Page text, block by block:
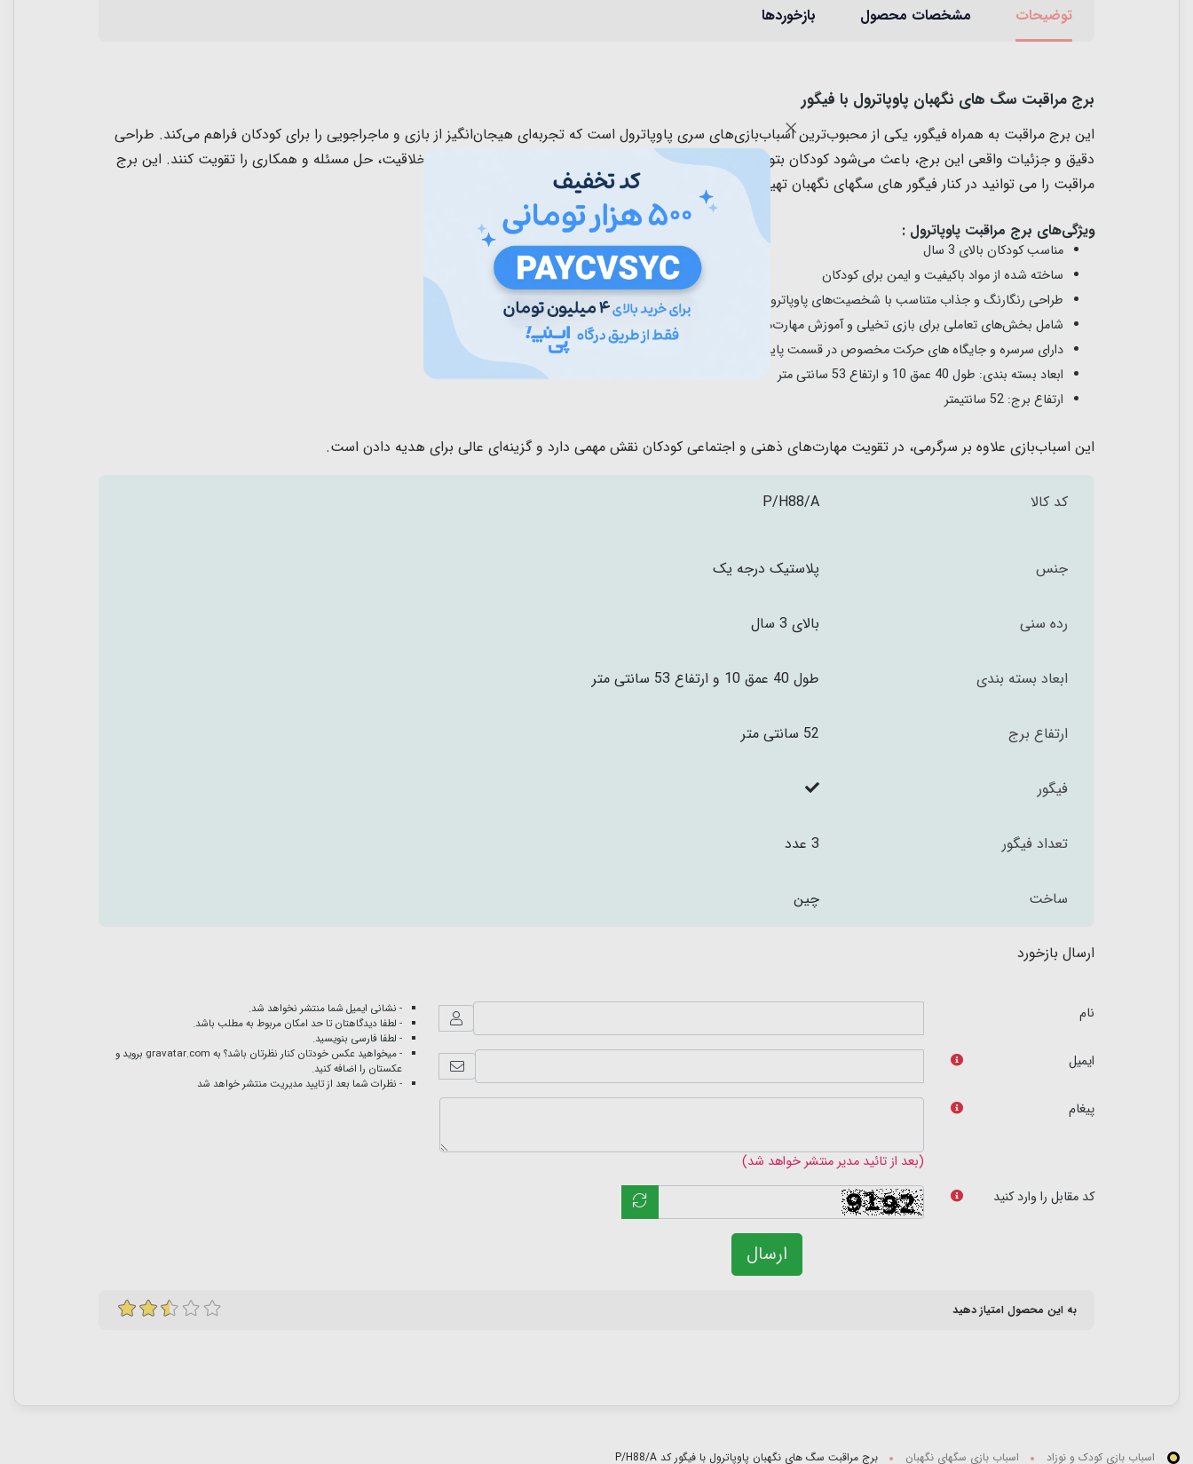
توضیحات مشخصات محصول بازخوردها
برج مراقبت سگ های نگهبان پاوپاترول با فیگور
این برج مراقبت به همراه فیگور، یکی از محبوب‌ترین اسباب‌بازی‌های سری پاوپاترول است که تجربه‌ای هیجان‌انگیز از بازی و ماجراجویی را برای کودکان فراهم می‌کند. طراحی
دقیق و جزئیات واقعی این برج، باعث می‌شود کودکان بتوانند نقش قهرمانان مورد علاقه‌شان را بازی کنند و مهارت‌های خلاقیت، حل مسئله و همکاری را تقویت کنند. این برج
مراقبت را می توانید در کنار فیگور های سگهای نگهبان تهیه کنید و حسابی از بازی بذت ببرید.
ویژگی‌های برج مراقبت پاوپاترول :
مناسب کودکان بالای 3 سال
ساخته شده از مواد باکیفیت و ایمن برای کودکان
طراحی رنگارنگ و جذاب متناسب با شخصیت‌های پاوپاترول
شامل بخش‌های تعاملی برای بازی تخیلی و آموزش مهارت‌های اجتماعی
دارای سرسره و جایگاه های حرکت مخصوص در قسمت پایینی برج مراقبت
ابعاد بسته بندی: طول 40 عمق 10 و ارتفاع 53 سانتی متر
ارتفاع برج: 52 سانتیمتر
این اسباب‌بازی علاوه بر سرگرمی، در تقویت مهارت‌های ذهنی و اجتماعی کودکان نقش مهمی دارد و گزینه‌ای عالی برای هدیه دادن است.
کد کالا P/H88/A
جنس پلاستیک درجه یک
رده سنی بالای 3 سال
ابعاد بسته بندی طول 40 عمق 10 و ارتفاع 53 سانتی متر
ارتفاع برج 52 سانتی متر
فیگور
تعداد فیگور 3 عدد
ساخت چین
ارسال بازخورد
نام
ایمیل
پیغام
(بعد از تائید مدیر منتشر خواهد شد)
کد مقابل را وارد کنید
ارسال
- نشانی ایمیل شما منتشر نخواهد شد.
- لطفا دیدگاهتان تا حد امکان مربوط به مطلب باشد.
- لطفا فارسی بنویسید.
- میخواهید عکس خودتان کنار نظرتان باشد؟ به gravatar.com بروید و
عکستان را اضافه کنید.
- نظرات شما بعد از تایید مدیریت منتشر خواهد شد
به این محصول امتیاز دهید
اسباب بازی کودک و نوزاد اسباب بازی سگهای نگهبان برج مراقبت سگ های نگهبان پاوپاترول با فیگور کد P/H88/A